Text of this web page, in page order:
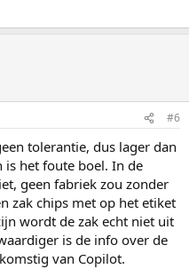
#6
tolerantie, dus lager dan
is het foute boel. In de
geen fabriek zou zonder
zak chips met op het etiket
wordt de zak echt niet uit
is de info over de
van Copilot.